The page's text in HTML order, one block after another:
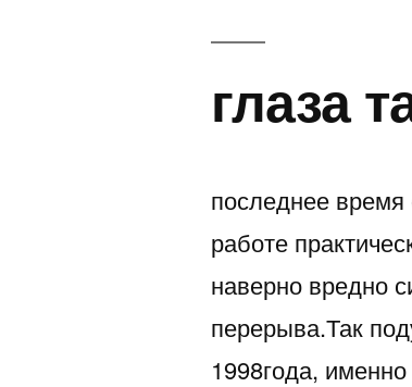
глаза
последнее
работе
наверно вредно
перерыва.Так
1998года,